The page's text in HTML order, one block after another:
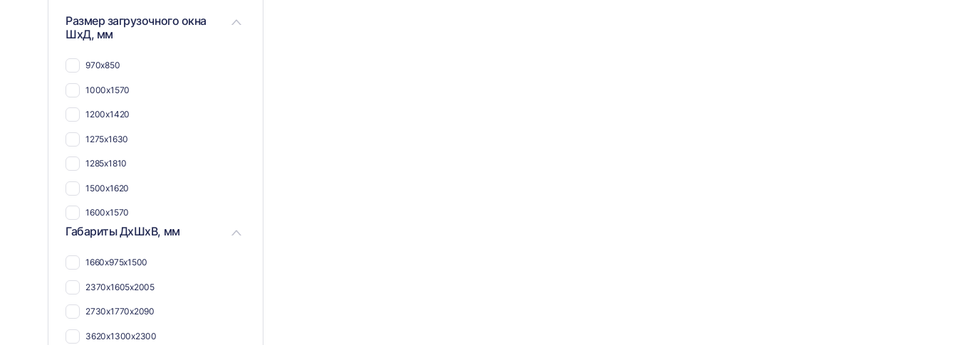
Размер загрузочного окна
ШхД, мм
970х850
1000х1570
1200х1420
1275х1630
1285х1810
1500х1620
1600х1570
2000х1840
2365х1300
Габариты ДхШхВ, мм
1660х975х1500
2370х1605х2005
2730х1770х2090
3620х1300х2300